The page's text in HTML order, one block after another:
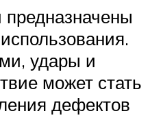
удары и
может стать
дефектов